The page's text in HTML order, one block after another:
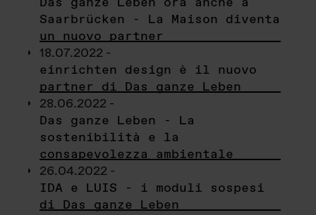
Saarbrücken - La Maison diventa
un nuovo partner
18.07.2022 -
einrichten design è il nuovo
partner di Das ganze Leben
28.06.2022 -
Das ganze Leben - La
sostenibilità e la
consapevolezza ambientale
26.04.2022 -
IDA e LUIS - i moduli sospesi
di Das ganze Leben